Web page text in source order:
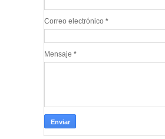
Correo electrónico *
Mensaje *